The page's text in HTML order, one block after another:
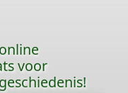
voor